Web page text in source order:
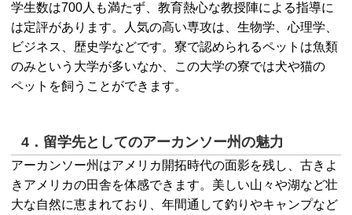
学生数は700人も満たず、教育熱心な教授陣による指導に
は定評があります。人気の高い専攻は、生物学、心理学、
ビジネス、歴史学などです。寮で認められるペットは魚類
のみという大学が多いなか、この大学の寮では犬や猫の
ペットを飼うことができます。
4．留学先としてのアーカンソー州の魅力
アーカンソー州はアメリカ開拓時代の面影を残し、古きよ
きアメリカの田舎を体感できます。美しい山々や湖など壮
大な自然に恵まれており、年間通して釣りやキャンプなど